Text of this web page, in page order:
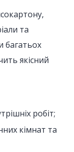
та
багатьох
якісний
робіт;
кімнат та